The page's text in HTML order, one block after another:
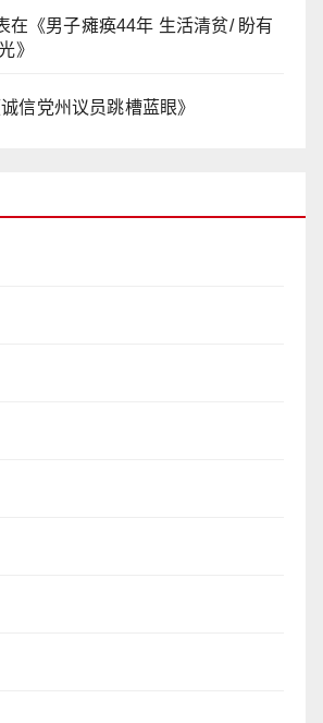
在《男子瘫痪44年 生活清贫/ 盼有
》
诚信党州议员跳槽蓝眼》